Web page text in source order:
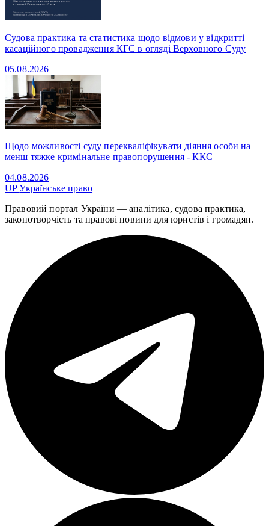
Судова практика та статистика щодо відмови у відкритті
касаційного провадження КГС в огляді Верховного Суду
05.08.2026
Щодо можливості суду перекваліфікувати діяння особи на
менш тяжке кримінальне правопорушення - ККС
04.08.2026
UPУкраїнське право
Правовий портал України — аналітика, судова практика,
законотворчість та правові новини для юристів і громадян.